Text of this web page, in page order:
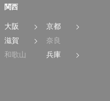
関西
大阪
京都
滋賀
奈良
和歌山
兵庫